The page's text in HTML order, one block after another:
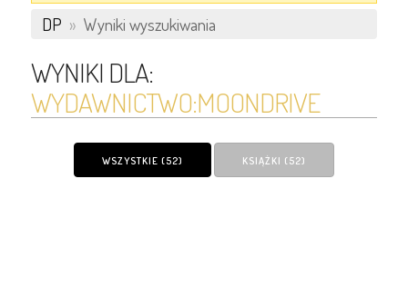
DP » Wyniki wyszukiwania
WYNIKI DLA:
WYDAWNICTWO:MOONDRIVE
WSZYSTKIE (52) KSIĄŻKI (52)